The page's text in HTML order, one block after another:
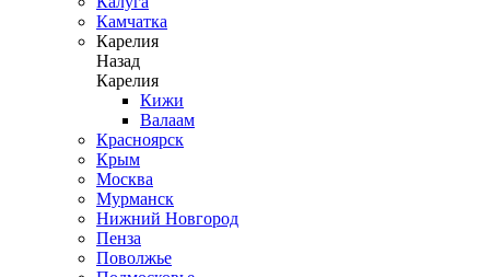
Камчатка
Карелия
Назад
Карелия
Кижи
Валаам
Красноярск
Крым
Москва
Мурманск
Нижний Новгород
Пенза
Поволжье